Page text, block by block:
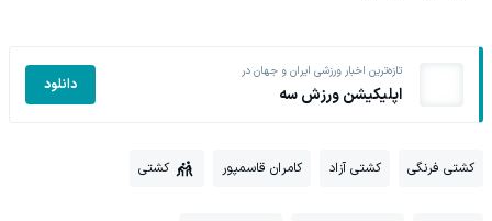
تازه‌ترین اخبار ورزشی ایران و جهان در
اپلیکیشن ورزش سه دانلود
کشتی فرنگی کشتی آزاد کامران قاسمپور کشتی